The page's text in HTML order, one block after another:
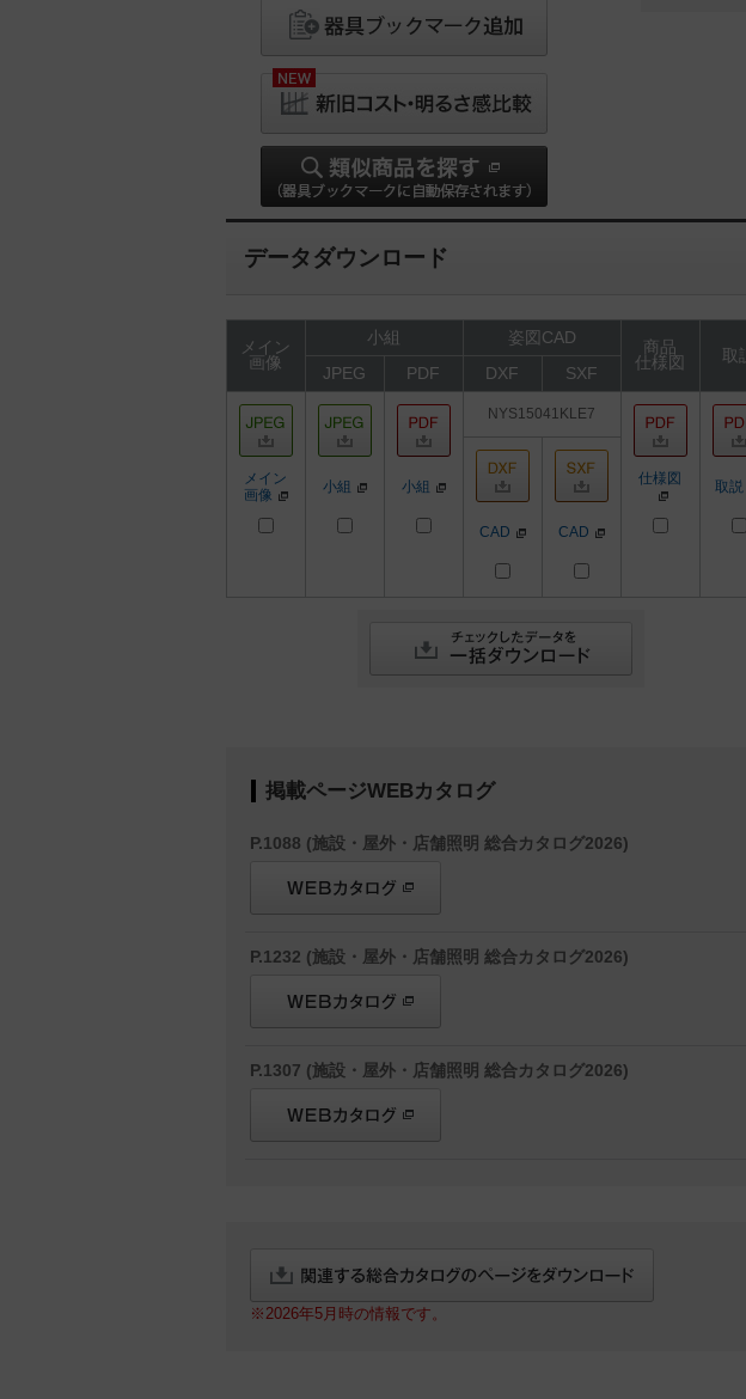
データダウンロード
メイン
画像
小組 姿図CAD
商品
仕様図
取
JPEG
PDF DXF SXF
メイン
画像
小組 小組
NYS15041KLE7
仕様図 取説
CAD CAD
掲載ページWEBカタログ
P.1088 (施設・屋外・店舗照明 総合カタログ2026)
P.1232 (施設・屋外・店舗照明 総合カタログ2026)
P.1307 (施設・屋外・店舗照明 総合カタログ2026)
※2026年5月時の情報です。